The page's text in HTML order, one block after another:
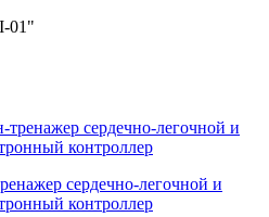
01"
сердечно-легочной и
контроллер